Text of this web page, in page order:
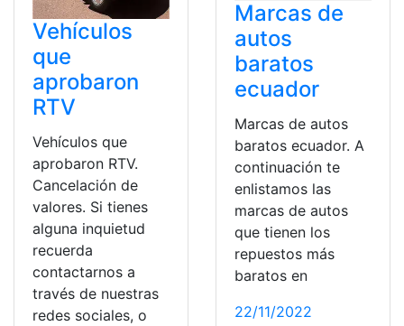
Vehículos
que
aprobaron
RTV
Vehículos que
aprobaron RTV.
Cancelación de
valores. Si tienes
alguna inquietud
recuerda
contactarnos a
través de nuestras
redes sociales, o
Marcas de
autos
baratos
ecuador
Marcas de autos
baratos ecuador. A
continuación te
enlistamos las
marcas de autos
que tienen los
repuestos más
baratos en
22/11/2022